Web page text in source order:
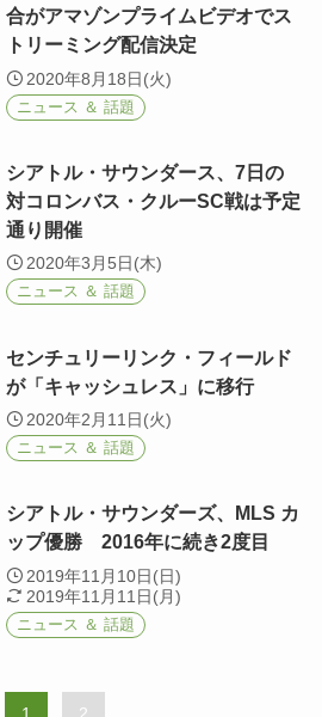
合がアマゾンプライムビデオでス
トリーミング配信決定
2020年8月18日(火)
ニュース ＆ 話題
シアトル・サウンダース、7日の
対コロンバス・クルーSC戦は予定
通り開催
2020年3月5日(木)
ニュース ＆ 話題
センチュリーリンク・フィールド
が「キャッシュレス」に移行
2020年2月11日(火)
ニュース ＆ 話題
シアトル・サウンダーズ、MLS カ
ップ優勝 2016年に続き2度目
2019年11月10日(日)
2019年11月11日(月)
ニュース ＆ 話題